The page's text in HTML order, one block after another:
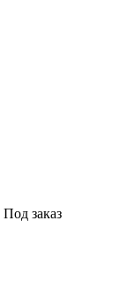
Под заказ